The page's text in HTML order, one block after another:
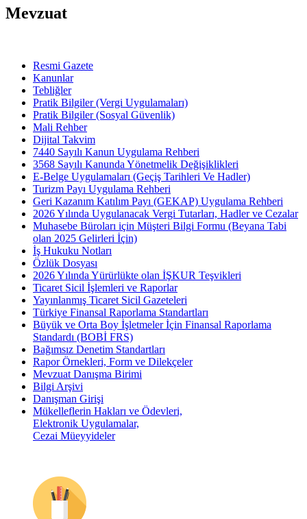
Mevzuat
Resmi Gazete
Kanunlar
Tebliğler
Pratik Bilgiler (Vergi Uygulamaları)
Pratik Bilgiler (Sosyal Güvenlik)
Mali Rehber
Dijital Takvim
7440 Sayılı Kanun Uygulama Rehberi
3568 Sayılı Kanunda Yönetmelik Değişiklikleri
E-Belge Uygulamaları (Geçiş Tarihleri Ve Hadler)
Turizm Payı Uygulama Rehberi
Geri Kazanım Katılım Payı (GEKAP) Uygulama Rehberi
2026 Yılında Uygulanacak Vergi Tutarları, Hadler ve Cezalar
Muhasebe Büroları için Müşteri Bilgi Formu (Beyana Tabi
olan 2025 Gelirleri İçin)
İş Hukuku Notları
Özlük Dosyası
2026 Yılında Yürürlükte olan İŞKUR Teşvikleri
Ticaret Sicil İşlemleri ve Raporlar
Yayınlanmış Ticaret Sicil Gazeteleri
Türkiye Finansal Raporlama Standartları
Büyük ve Orta Boy İşletmeler İçin Finansal Raporlama
Standardı (BOBİ FRS)
Bağımsız Denetim Standartları
Rapor Örnekleri, Form ve Dilekçeler
Mevzuat Danışma Birimi
Bilgi Arşivi
Danışman Girişi
Mükelleflerin Hakları ve Ödevleri,
Elektronik Uygulamalar,
Cezai Müeyyideler